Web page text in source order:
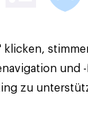
klicken,
zu